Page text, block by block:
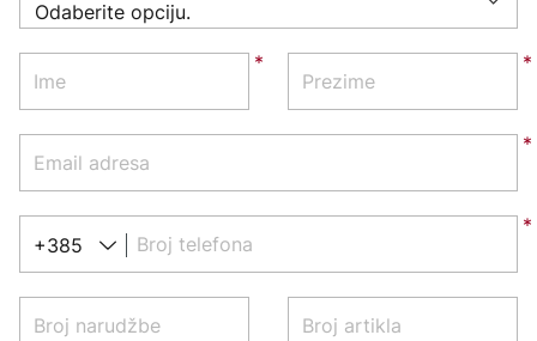
Ime Prezime
Email adresa
Broj telefona
+385
Broj narudžbe Broj artikla